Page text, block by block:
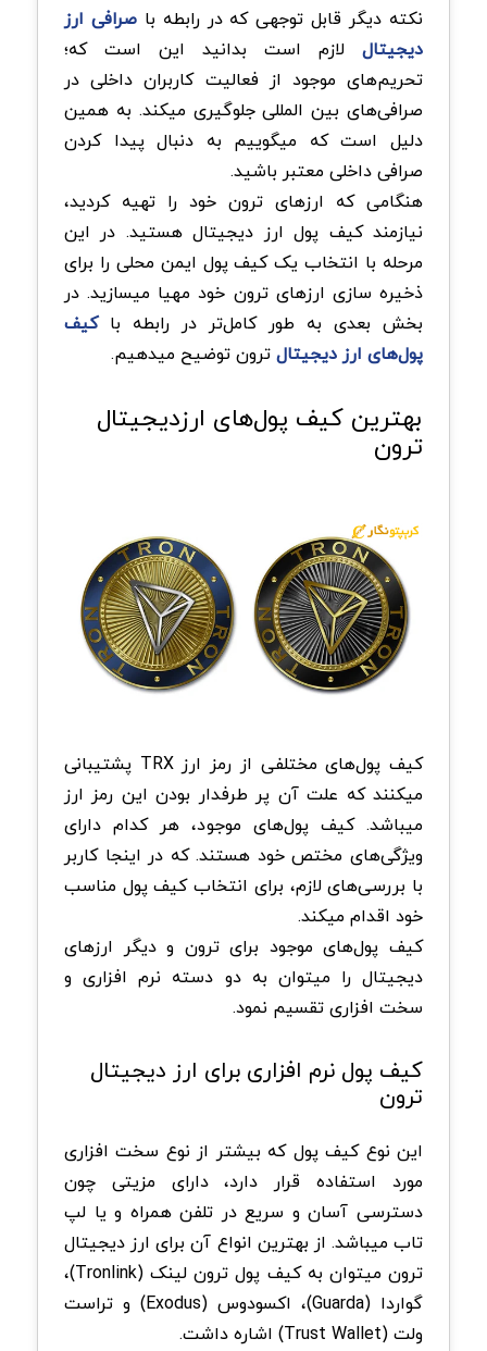
نکته‌ دیگر قابل توجهی که در رابطه باصرافی ارز
دیجیتال لازم است بدانید این است که؛
تحریم‌های موجود از فعالیت کاربران داخلی در
صرافی‌های بین المللی جلوگیری میکند. به همین
دلیل است که میگوییم به دنبال پیدا کردن
صرافی داخلی معتبر باشید.
هنگامی که ارزهای ترون خود را تهیه کردید،
نیازمند کیف پول ارز دیجیتال هستید. در این
مرحله با انتخاب یک کیف پول ایمن محلی را برای
ذخیره سازی ارزهای ترون خود مهیا میسازید. در
بخش بعدی به طور کامل‌تر در رابطه باکیف
پول‌های ارز دیجیتالترون توضیح میدهیم.
بهترین کیف پول‌های ارزدیجیتال
ترون
کیف پول‎‌های مختلفی از رمز ارز TRX پشتیبانی
میکنند که علت آن پر طرفدار بودن این رمز ارز
میباشد. کیف پول‌های موجود، هر کدام دارای
ویژگی‌های مختص خود هستند. که در اینجا کاربر
با بررسی‌های لازم، برای انتخاب کیف پول مناسب
خود اقدام میکند.
کیف پول‌های موجود برای ترون و دیگر ارزهای
دیجیتال را میتوان به دو دسته نرم افزاری و
سخت افزاری تقسیم نمود.
کیف پول نرم افزاری برای ارز دیجیتال
ترون
این نوع کیف پول که بیشتر از نوع سخت افزاری
مورد استفاده قرار دارد، دارای مزیتی چون
دسترسی آسان و سریع در تلفن همراه و یا لپ
تاب میباشد. از بهترین انواع آن برای ارز دیجیتال
ترون میتوان به کیف پول ترون لینک (Tronlink)،
گواردا (Guarda)، اکسودوس (Exodus) و تراست
ولت (Trust Wallet) اشاره داشت.